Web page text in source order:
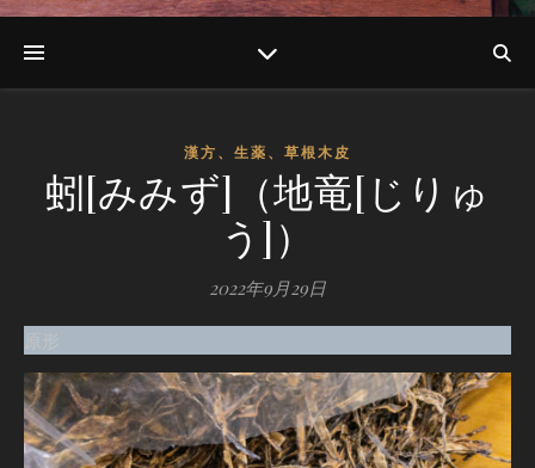
漢方、生薬、草根木皮
蚓[みみず]（地竜[じりゅ
う]）
2022年9月29日